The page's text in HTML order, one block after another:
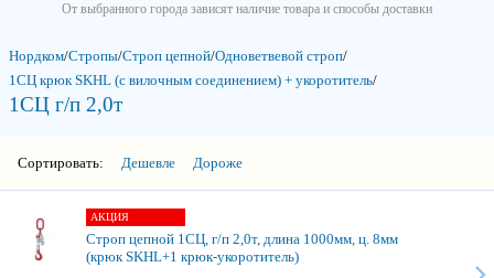
От выбранного города зависят наличие товара и способы доставки
Нордком/Стропы/Строп цепной/Одноветвевой строп/
1СЦ крюк SKHL (с вилочным соединением) + укоротитель/
1СЦ г/п 2,0т
Сортировать: Дешевле Дороже
АКЦИЯ
Строп цепной 1СЦ, г/п 2,0т, длина 1000мм, ц. 8мм
(крюк SKHL+1 крюк-укоротитель)